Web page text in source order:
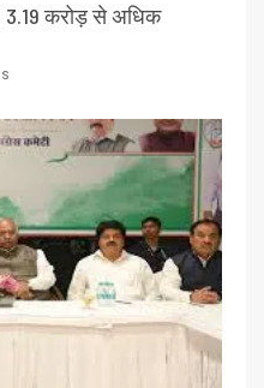
3.19 करोड़ से अधिक